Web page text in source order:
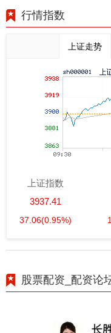
行情指数
上证走势
上证指数
3937.41
37.06(0.95%)
股票配资_配资论